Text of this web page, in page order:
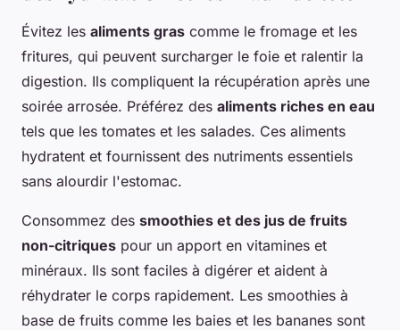
Évitez les aliments gras comme le fromage et les
fritures, qui peuvent surcharger le foie et ralentir la
digestion. Ils compliquent la récupération après une
soirée arrosée. Préférez des aliments riches en eau
tels que les tomates et les salades. Ces aliments
hydratent et fournissent des nutriments essentiels
sans alourdir l'estomac.
Consommez des smoothies et des jus de fruits
non-citriques pour un apport en vitamines et
minéraux. Ils sont faciles à digérer et aident à
réhydrater le corps rapidement. Les smoothies à
base de fruits comme les baies et les bananes sont